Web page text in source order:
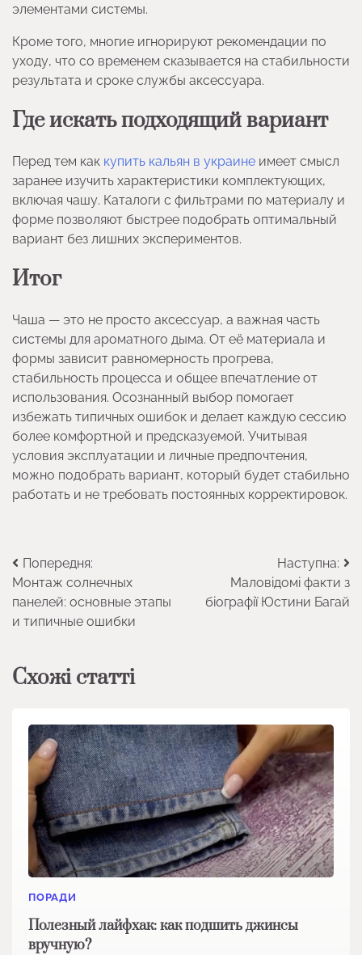
элементами системы.
Кроме того, многие игнорируют рекомендации по
уходу, что со временем сказывается на стабильности
результата и сроке службы аксессуара.
Где искать подходящий вариант
Перед тем как купить кальян в украине имеет смысл
заранее изучить характеристики комплектующих,
включая чашу. Каталоги с фильтрами по материалу и
форме позволяют быстрее подобрать оптимальный
вариант без лишних экспериментов.
Итог
Чаша — это не просто аксессуар, а важная часть
системы для ароматного дыма. От её материала и
формы зависит равномерность прогрева,
стабильность процесса и общее впечатление от
использования. Осознанный выбор помогает
избежать типичных ошибок и делает каждую сессию
более комфортной и предсказуемой. Учитывая
условия эксплуатации и личные предпочтения,
можно подобрать вариант, который будет стабильно
работать и не требовать постоянных корректировок.
Навігація
записів
Попередня:
Монтаж солнечных
панелей: основные этапы
и типичные ошибки
Наступна:
Маловідомі факти з
біографії Юстини Багай
Схожі статті
ПОРАДИ
Полезный лайфхак: как подшить джинсы
вручную?